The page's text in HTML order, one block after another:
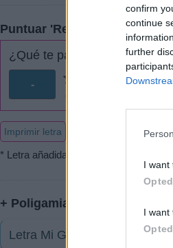
confirm
continue
further
I want
I want
Puntuar 'Regresión'
¿Qué te parece esta
-
Imprimir letra
* Letra añadida por
+ Poligamia
Letra Mi Generación